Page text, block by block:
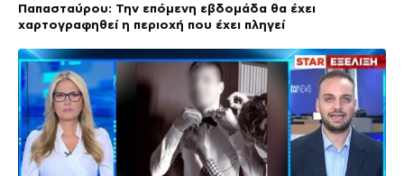
Παπασταύρου: Την επόμενη εβδομάδα θα έχει
χαρτογραφηθεί η περιοχή που έχει πληγεί